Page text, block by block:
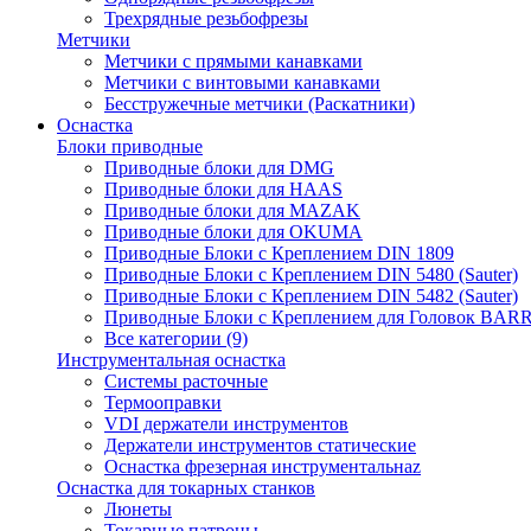
Трехрядные резьбофрезы
Метчики
Метчики с прямыми канавками
Метчики с винтовыми канавками
Бесстружечные метчики (Раскатники)
Оснастка
Блоки приводные
Приводные блоки для DMG
Приводные блоки для HAAS
Приводные блоки для MAZAK
Приводные блоки для OKUMA
Приводные Блоки с Креплением DIN 1809
Приводные Блоки с Креплением DIN 5480 (Sauter)
Приводные Блоки с Креплением DIN 5482 (Sauter)
Приводные Блоки с Креплением для Головок
Все категории (9)
Инструментальная оснастка
Системы расточные
Термооправки
VDI держатели инструментов
Держатели инструментов статические
Оснастка фрезерная инструментальнаz
Оснастка для токарных станков
Люнеты